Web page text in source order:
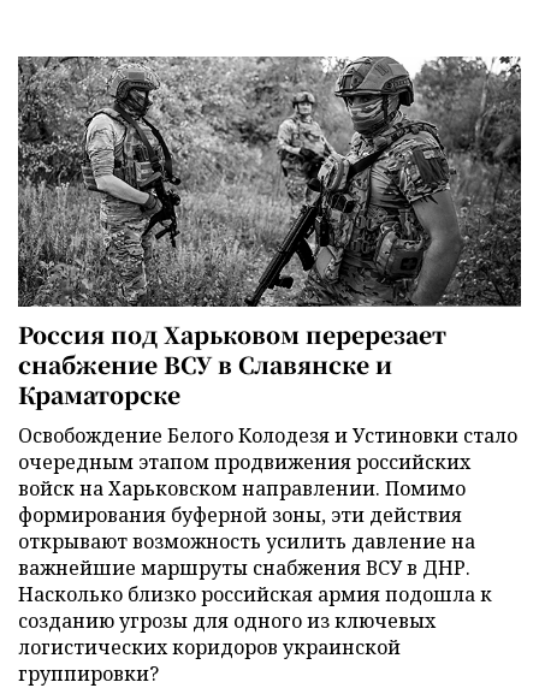
Россия под Харьковом перерезает
снабжение ВСУ в Славянске и
Краматорске
Освобождение Белого Колодезя и Устиновки стало
очередным этапом продвижения российских
войск на Харьковском направлении. Помимо
формирования буферной зоны, эти действия
открывают возможность усилить давление на
важнейшие маршруты снабжения ВСУ в ДНР.
Насколько близко российская армия подошла к
созданию угрозы для одного из ключевых
логистических коридоров украинской
группировки?